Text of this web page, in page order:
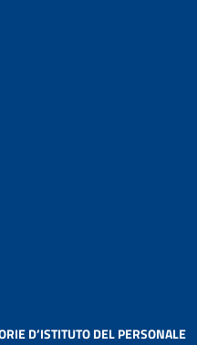
D’ISTITUTO DEL PERSONALE